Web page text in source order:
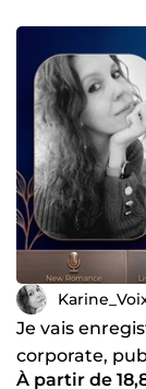
Je vais
corporate,
À partir de